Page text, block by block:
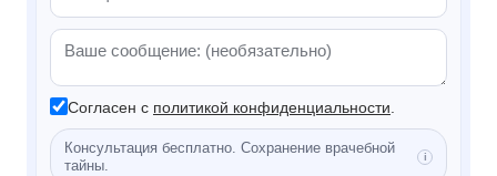
Согласен с политикой конфиденциальности
Консультация бесплатно. Сохранение врачебной
тайны.